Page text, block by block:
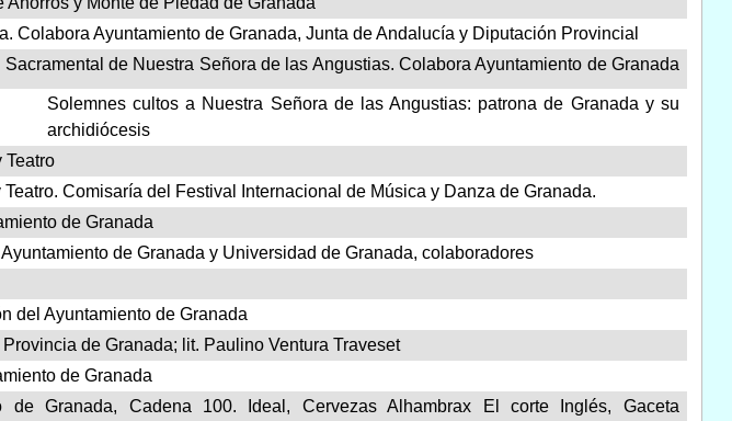
Colabora Ayuntamiento de Granada, Junta de Andalucía y Diputación Provincial
de Nuestra Señora de las Angustias. Colabora Ayuntamiento de Granada
Solemnes cultos a Nuestra Señora de las Angustias: patrona de Granada y su
archidiócesis
Teatro
Comisaría del Festival Internacional de Música y Danza de Granada.
de Granada
de Granada y Universidad de Granada, colaboradores
del Ayuntamiento de Granada
de Granada; lit. Paulino Ventura Traveset
de Granada
de Granada, Cadena 100. Ideal, Cervezas Alhambrax El corte Inglés, Gaceta